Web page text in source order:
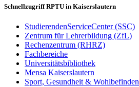
Schnellzugriff RPTU in Kaiserslautern
StudierendenServiceCenter (SSC)
Zentrum für Lehrerbildung (ZfL)
Rechenzentrum (RHRZ)
Fachbereiche
Universitätsbibliothek
Mensa Kaiserslautern
Sport, Gesundheit & Wohlbefinden